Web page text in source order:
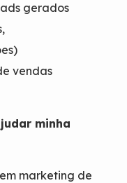
gerados
vendas
minha
marketing de